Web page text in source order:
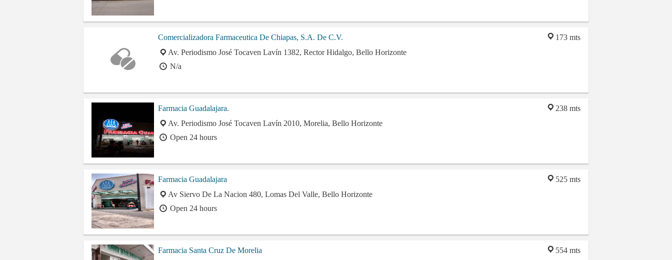
173 mts
Comercializadora Farmaceutica De Chiapas, S.A. De C.V.
Av. Periodismo José Tocaven Lavín 1382, Rector Hidalgo, Bello Horizonte
N/a
238 mts
Farmacia Guadalajara.
Av. Periodismo José Tocaven Lavín 2010, Morelia, Bello Horizonte
Open 24 hours
525 mts
Farmacia Guadalajara
Av Siervo De La Nacion 480, Lomas Del Valle, Bello Horizonte
Open 24 hours
554 mts
Farmacia Santa Cruz De Morelia